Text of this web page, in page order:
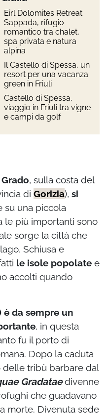
Eirl Dolomites Retreat
Sappada, rifugio
romantico tra chalet,
spa privata e natura
alpina
Il Castello di Spessa, un
resort per una vacanza
green in Friuli
Castello di Spessa,
viaggio in Friuli tra vigne
e campi da golf
, sulla costa del
di Gorizia), si
su una piccola
le più importanti sono
sorge la città che
Schiusa e
le isole popolate e
accolti quando
è da sempre un
, in questa
fu il porto di
Dopo la caduta
delle tribù barbare dal
Gradataedivenne
che guadavano
morte. Divenuta sede